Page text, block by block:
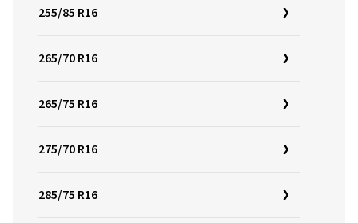
255/85 R16
265/70 R16
265/75 R16
275/70 R16
285/75 R16